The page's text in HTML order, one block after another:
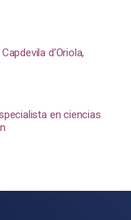
d’Oriola,
en ciencias